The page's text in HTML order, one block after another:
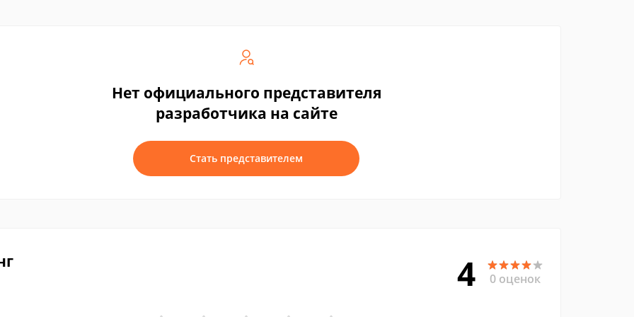
Нет официального представителя
разработчика на сайте
Стать представителем
4 0 оценок